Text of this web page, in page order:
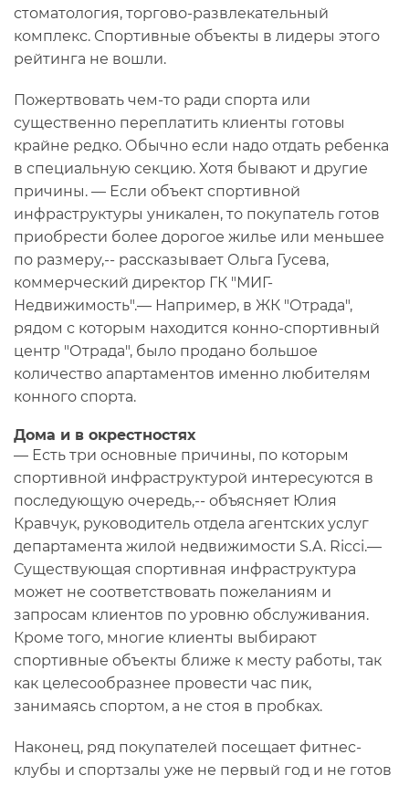
стоматология, торгово-развлекательный
комплекс. Спортивные объекты в лидеры этого
рейтинга не вошли.
Пожертвовать чем-то ради спорта или
существенно переплатить клиенты готовы
крайне редко. Обычно если надо отдать ребенка
в специальную секцию. Хотя бывают и другие
причины. — Если объект спортивной
инфраструктуры уникален, то покупатель готов
приобрести более дорогое жилье или меньшее
по размеру,-- рассказывает Ольга Гусева,
коммерческий директор ГК "МИГ-
Недвижимость".— Например, в ЖК "Отрада",
рядом с которым находится конно-спортивный
центр "Отрада", было продано большое
количество апартаментов именно любителям
конного спорта.
Дома и в окрестностях
— Есть три основные причины, по которым
спортивной инфраструктурой интересуются в
последующую очередь,-- объясняет Юлия
Кравчук, руководитель отдела агентских услуг
департамента жилой недвижимости S.A. Ricci.—
Существующая спортивная инфраструктура
может не соответствовать пожеланиям и
запросам клиентов по уровню обслуживания.
Кроме того, многие клиенты выбирают
спортивные объекты ближе к месту работы, так
как целесообразнее провести час пик,
занимаясь спортом, а не стоя в пробках.
Наконец, ряд покупателей посещает фитнес-
клубы и спортзалы уже не первый год и не готов